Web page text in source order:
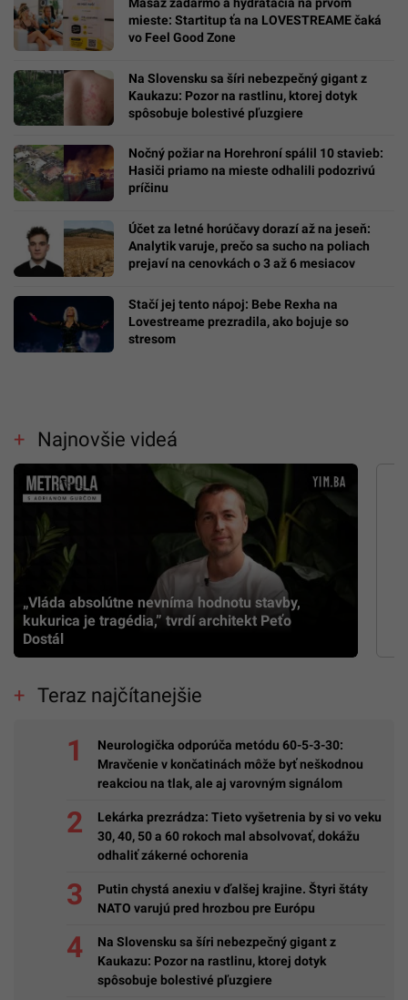
mieste: Startitup ťa na LOVESTREAME čaká
vo Feel Good Zone
Na Slovensku sa šíri nebezpečný gigant z
Kaukazu: Pozor na rastlinu, ktorej dotyk
spôsobuje bolestivé pľuzgiere
Nočný požiar na Horehroní spálil 10 stavieb:
Hasiči priamo na mieste odhalili podozrivú
príčinu
Účet za letné horúčavy dorazí až na jeseň:
Analytik varuje, prečo sa sucho na poliach
prejaví na cenovkách o 3 až 6 mesiacov
Stačí jej tento nápoj: Bebe Rexha na
Lovestreame prezradila, ako bojuje so
stresom
Najnovšie videá
„Vláda absolútne nevníma hodnotu stavby,
kukurica je tragédia,” tvrdí architekt Peťo
Dostál
Teraz najčítanejšie
Neurologička odporúča metódu 60-5-3-30:
Mravčenie v končatinách môže byť neškodnou
reakciou na tlak, ale aj varovným signálom
Lekárka prezrádza: Tieto vyšetrenia by si vo veku
30, 40, 50 a 60 rokoch mal absolvovať, dokážu
odhaliť zákerné ochorenia
Putin chystá anexiu v ďalšej krajine. Štyri štáty
NATO varujú pred hrozbou pre Európu
Na Slovensku sa šíri nebezpečný gigant z
Kaukazu: Pozor na rastlinu, ktorej dotyk
spôsobuje bolestivé pľuzgiere